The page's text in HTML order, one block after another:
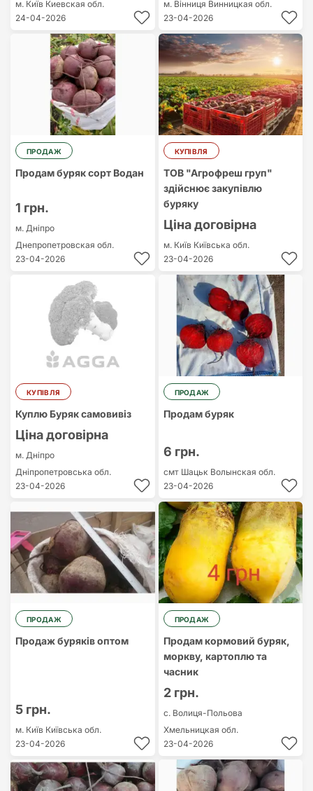
м. Київ Киевская обл.
24-04-2026
м. Вінниця Винницкая обл.
23-04-2026
ПРОДАЖ
Продам буряк сорт Водан
1 грн.
м. Дніпро
Днепропетровская обл.
23-04-2026
КУПІВЛЯ
ТОВ "Агрофреш груп"
здійснює закупівлю
буряку
Ціна договірна
м. Київ Київська обл.
23-04-2026
КУПІВЛЯ
Куплю Буряк самовивіз
Ціна договірна
м. Дніпро
Дніпропетровська обл.
23-04-2026
ПРОДАЖ
Продам буряк
6 грн.
смт Шацьк Волынская обл.
23-04-2026
ПРОДАЖ
Продаж буряків оптом
5 грн.
м. Київ Київська обл.
23-04-2026
ПРОДАЖ
Продам кормовий буряк,
моркву, картоплю та
часник
2 грн.
с. Волиця-Польова
Хмельницкая обл.
23-04-2026